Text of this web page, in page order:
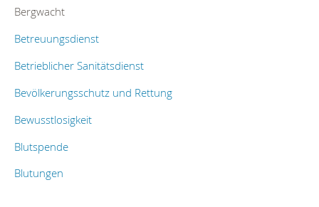
Bergwacht
Betreuungsdienst
Betrieblicher Sanitätsdienst
Bevölkerungsschutz und Rettung
Bewusstlosigkeit
Blutspende
Blutungen